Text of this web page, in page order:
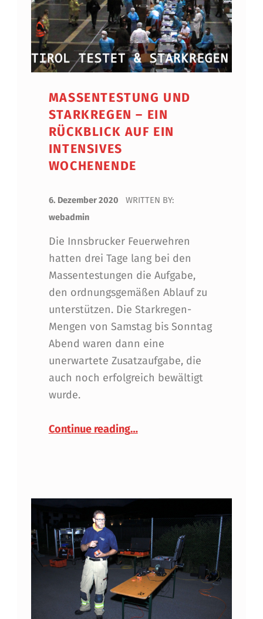
MASSENTESTUNG UND
STARKREGEN – EIN
RÜCKBLICK AUF EIN
INTENSIVES
WOCHENENDE
6. Dezember 2020
WRITTEN BY:
webadmin
Die Innsbrucker Feuerwehren
hatten drei Tage lang bei den
Massentestungen die Aufgabe,
den ordnungsgemäßen Ablauf zu
unterstützen. Die Starkregen-
Mengen von Samstag bis Sonntag
Abend waren dann eine
unerwartete Zusatzaufgabe, die
auch noch erfolgreich bewältigt
wurde.
Continue reading…